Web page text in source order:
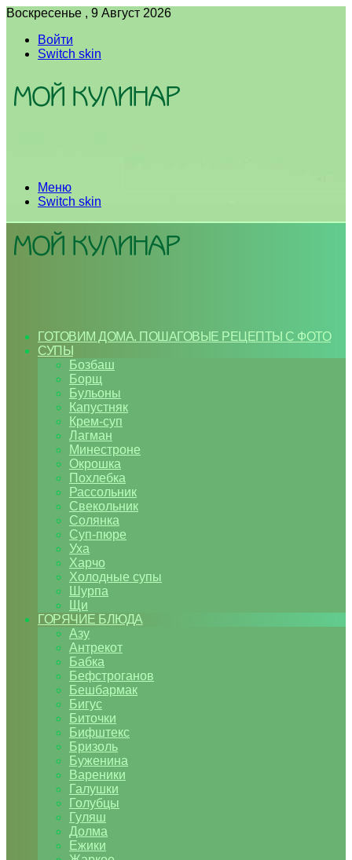
Воскресенье , 9 Август 2026
Войти
Switch skin
Меню
Switch skin
ГОТОВИМ ДОМА. ПОШАГОВЫЕ РЕЦЕПТЫ С ФОТО
СУПЫ
Бозбаш
Борщ
Бульоны
Капустняк
Крем-суп
Лагман
Минестроне
Окрошка
Похлебка
Рассольник
Свекольник
Солянка
Суп-пюре
Уха
Харчо
Холодные супы
Шурпа
Щи
ГОРЯЧИЕ БЛЮДА
Азу
Антрекот
Бабка
Бефстроганов
Бешбармак
Бигус
Биточки
Бифштекс
Бризоль
Буженина
Вареники
Галушки
Голубцы
Гуляш
Долма
Ежики